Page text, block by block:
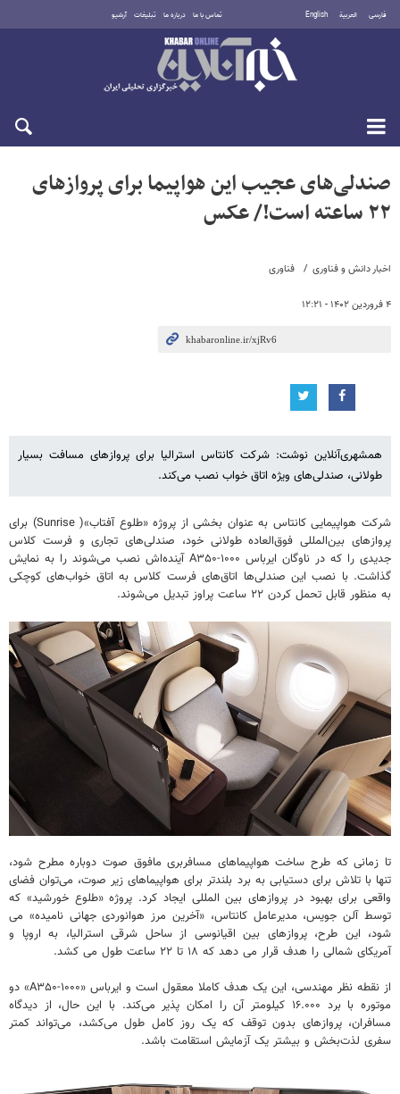
فارسی العربية English تماس با ما درباره ما تبلیغات آرشیو
شنبه ۱۷ مرداد ۱۴۰۵
اخبار دانش و فناوری فناوری
۴ فروردین ۱۴۰۲ - ۱۲:۲۱
صندلی‌های عجیب این هواپیما برای پروازهای
۲۲ ساعته است!/ عکس
همشهری‌آنلاین نوشت: شرکت کانتاس استرالیا برای پروازهای مسافت بسیار
طولانی، صندلی‌های ویژه اتاق خواب نصب می‌کند.
شرکت هواپیمایی کانتاس به عنوان بخشی از پروژه «طلوع آفتاب»( Sunrise) برای
پروازهای بین‌المللی فوق‌العاده طولانی خود، صندلی‌های تجاری و فرست کلاس
جدیدی را که در ناوگان ایرباس A۳۵۰-۱۰۰۰ آینده‌اش نصب می‌شوند را به نمایش
گذاشت. با نصب این صندلی‌ها اتاق‌های فرست کلاس به اتاق خواب‌های کوچکی
به منظور قابل تحمل کردن ۲۲ ساعت پراوز تبدیل می‌شوند.
تا زمانی که طرح ساخت هواپیماهای مسافربری مافوق صوت دوباره مطرح شود،
تنها با تلاش برای دستیابی به برد بلندتر برای هواپیماهای زیر صوت، می‌توان فضای
واقعی برای بهبود در پروازهای بین المللی ایجاد کرد. پروژه «طلوع خورشید» که
توسط آلن جویس، مدیرعامل کانتاس، «آخرین مرز هوانوردی جهانی نامیده» می
شود، این طرح، پروازهای بین اقیانوسی از ساحل شرقی استرالیا، به اروپا و
آمریکای شمالی را هدف قرار می دهد که ۱۸ تا ۲۲ ساعت طول می کشد.
از نقطه نظر مهندسی، این یک هدف کاملا معقول است و ایرباس «A۳۵۰-۱۰۰۰» دو
موتوره با برد ۱۶.۰۰۰ کیلومتر آن را امکان پذیر می‌کند. با این حال، از دیدگاه
مسافران، پروازهای بدون توقف که یک روز کامل طول می‌کشد، می‌تواند کمتر
سفری لذت‌بخش و بیشتر یک آزمایش استقامت باشد.